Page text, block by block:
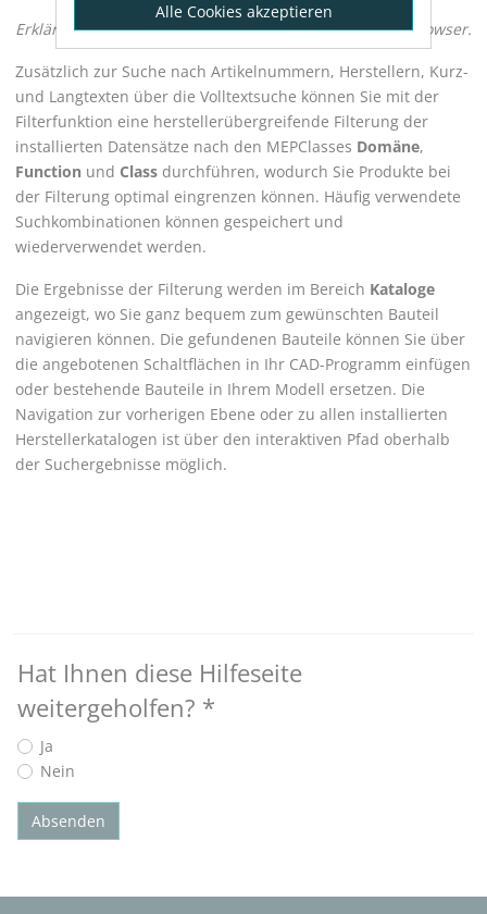
Erklärt das Konzept der Filterfunktion imLINEAR CAD Browser.
Zusätzlich zur Suche nach Artikelnummern, Herstellern, Kurz-
und Langtexten über die Volltextsuche können Sie mit der
Filterfunktion eine herstellerübergreifende Filterung der
installierten Datensätze nach den MEPClasses Domäne,
Function und Class durchführen, wodurch Sie Produkte bei
der Filterung optimal eingrenzen können. Häufig verwendete
Suchkombinationen können gespeichert und
wiederverwendet werden.
Die Ergebnisse der Filterung werden im Bereich Kataloge
angezeigt, wo Sie ganz bequem zum gewünschten Bauteil
navigieren können. Die gefundenen Bauteile können Sie über
die angebotenen Schaltflächen in Ihr CAD-Programm einfügen
oder bestehende Bauteile in Ihrem Modell ersetzen. Die
Navigation zur vorherigen Ebene oder zu allen installierten
Herstellerkatalogen ist über den interaktiven Pfad oberhalb
der Suchergebnisse möglich.
Hat Ihnen diese Hilfeseite
weitergeholfen? *
Ja
Nein
Absenden
Alle Cookies akzeptieren